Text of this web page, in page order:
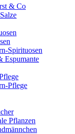
& Co
Spirituosen
Espumante
Pflege
Pflanzen